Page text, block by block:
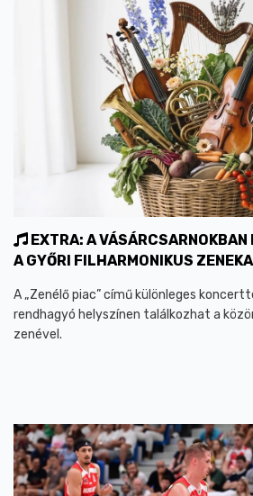
EXTRA: A
A GYŐRI FILHARMONIKUS
A „Zenélő piac” című különleges
rendhagyó helyszínen találkozhat a
zenével.